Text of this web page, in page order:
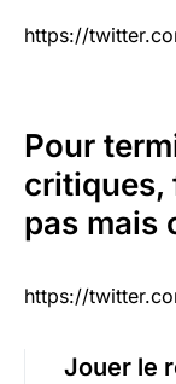
https://
Pour
critiques,
pas mais
https://
Jouer le